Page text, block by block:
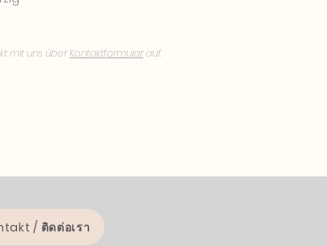
mit uns überKontaktformularauf.
/ ติดต่อเรา